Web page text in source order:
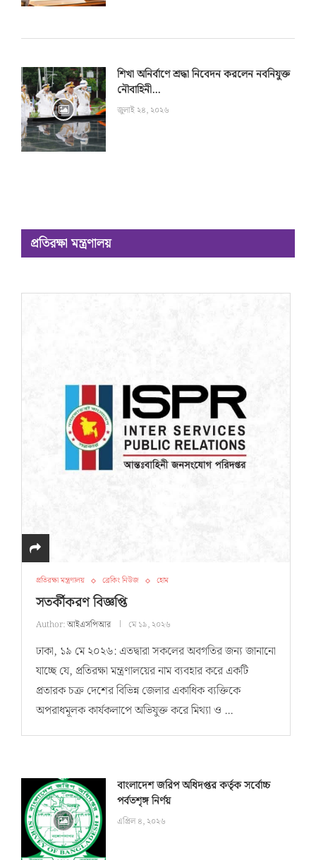
শিখা অনির্বাণে শ্রদ্ধা নিবেদন করলেন নবনিযুক্ত
নৌবাহিনী...
জুলাই ২৪, ২০২৬
প্রতিরক্ষা মন্ত্রণালয়
প্রতিরক্ষা মন্ত্রণালয় ব্রেকিং নিউজ হোম
সতর্কীকরণ বিজ্ঞপ্তি
Author:আইএসপিআর মে ১৯, ২০২৬
ঢাকা, ১৯ মে ২০২৬: এতদ্বারা সকলের অবগতির জন্য জানানো
যাচ্ছে যে, প্রতিরক্ষা মন্ত্রণালয়ের নাম ব্যবহার করে একটি
প্রতারক চক্র দেশের বিভিন্ন জেলার একাধিক ব্যক্তিকে
অপরাধমূলক কার্যকলাপে অভিযুক্ত করে মিথ্যা ও …
বাংলাদেশ জরিপ অধিদপ্তর কর্তৃক সর্বোচ্চ
পর্বতশৃঙ্গ নির্ণয়
এপ্রিল ৪, ২০২৬